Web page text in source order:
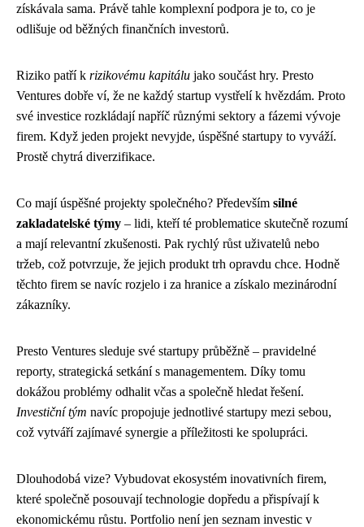
získávala sama. Právě tahle komplexní podpora je to, co je
odlišuje od běžných finančních investorů.
Riziko patří k rizikovému kapitálu jako součást hry. Presto
Ventures dobře ví, že ne každý startup vystřelí k hvězdám. Proto
své investice rozkládají napříč různými sektory a fázemi vývoje
firem. Když jeden projekt nevyjde, úspěšné startupy to vyváží.
Prostě chytrá diverzifikace.
Co mají úspěšné projekty společného? Především silné
zakladatelské týmy – lidi, kteří té problematice skutečně rozumí
a mají relevantní zkušenosti. Pak rychlý růst uživatelů nebo
tržeb, což potvrzuje, že jejich produkt trh opravdu chce. Hodně
těchto firem se navíc rozjelo i za hranice a získalo mezinárodní
zákazníky.
Presto Ventures sleduje své startupy průběžně – pravidelné
reporty, strategická setkání s managementem. Díky tomu
dokážou problémy odhalit včas a společně hledat řešení.
Investiční tým navíc propojuje jednotlivé startupy mezi sebou,
což vytváří zajímavé synergie a příležitosti ke spolupráci.
Dlouhodobá vize? Vybudovat ekosystém inovativních firem,
které společně posouvají technologie dopředu a přispívají k
ekonomickému růstu. Portfolio není jen seznam investic v